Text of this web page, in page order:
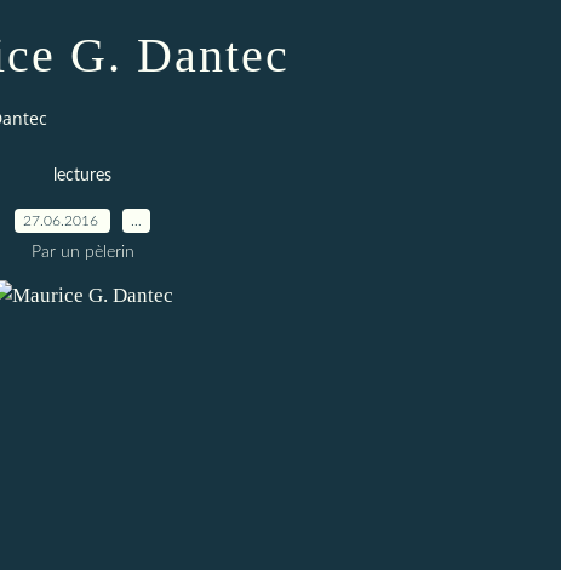
G. Dantec
lectures
27.06.2016
Par un pèlerin